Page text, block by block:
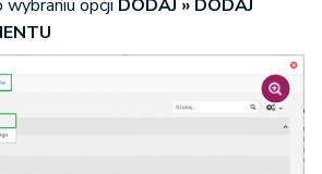
opcji DODAJ » DODAJ